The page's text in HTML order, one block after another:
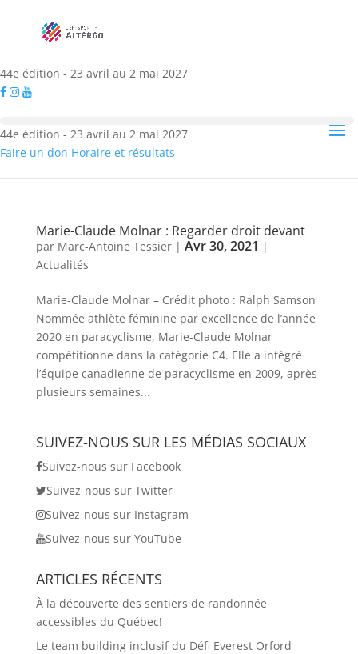
44e édition - 23 avril au 2 mai 2027
44e édition - 23 avril au 2 mai 2027
Faire un don Horaire et résultats
Marie-Claude Molnar : Regarder droit devant
par Marc-Antoine Tessier| Avr 30, 2021 |
Actualités
Marie-Claude Molnar – Crédit photo : Ralph Samson
Nommée athlète féminine par excellence de l’année
2020 en paracyclisme, Marie-Claude Molnar
compétitionne dans la catégorie C4. Elle a intégré
l’équipe canadienne de paracyclisme en 2009, après
plusieurs semaines...
SUIVEZ-NOUS SUR LES MÉDIAS SOCIAUX
Suivez-nous sur Facebook
Suivez-nous sur Twitter
Suivez-nous sur Instagram
Suivez-nous sur YouTube
ARTICLES RÉCENTS
À la découverte des sentiers de randonnée
accessibles du Québec!
Le team building inclusif du Défi Everest Orford